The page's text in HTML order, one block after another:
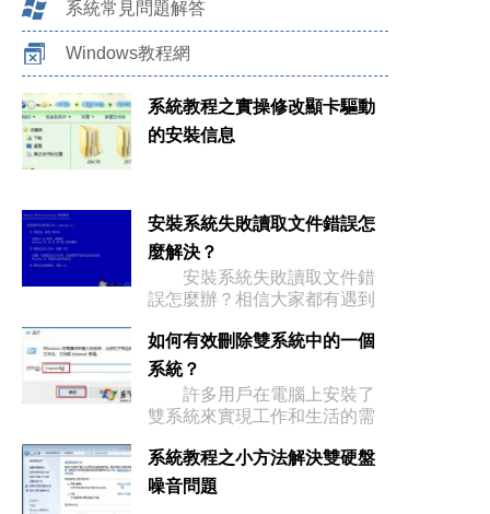
系統常見問題解答
Windows教程網
系統教程之實操修改顯卡驅動
的安裝信息
安裝系統失敗讀取文件錯誤怎
麼解決？
安裝系統失敗讀取文件錯
誤怎麼辦？相信大家都有遇到
如何有效刪除雙系統中的一個
系統？
許多用戶在電腦上安裝了
雙系統來實現工作和生活的需
系統教程之小方法解決雙硬盤
噪音問題